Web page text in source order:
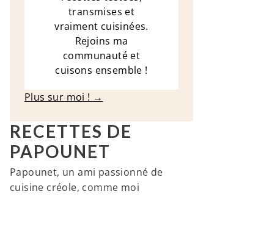
transmises et
vraiment cuisinées.
Rejoins ma
communauté et
cuisons ensemble !
Plus sur moi ! →
RECETTES DE
PAPOUNET
Papounet, un ami passionné de
cuisine créole, comme moi